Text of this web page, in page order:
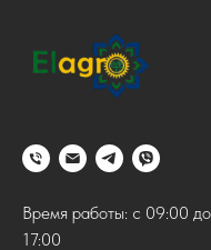
Время работы: с 09:00 до
17:00